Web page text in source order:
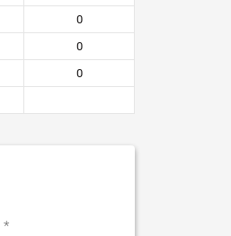
0
0
0
*